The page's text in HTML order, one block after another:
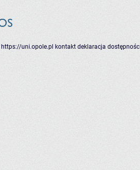
https://uni.opole.pl kontakt deklaracja